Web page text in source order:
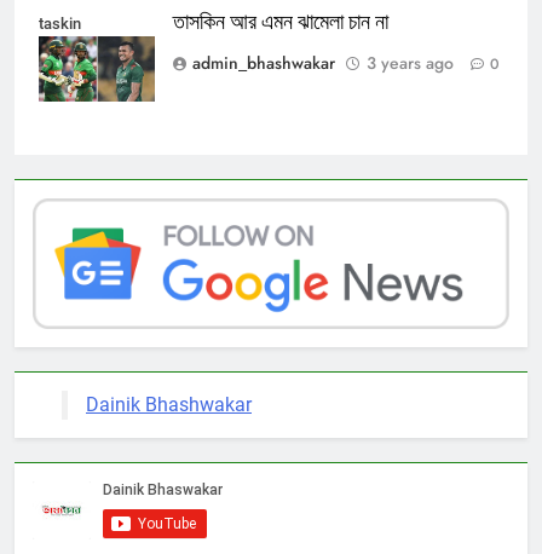
taskin
তাসকিন আর এমন ঝামেলা চান না
admin_bhashwakar
3 years ago 0
Dainik Bhashwakar